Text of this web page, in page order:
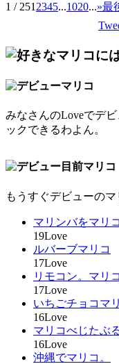
1 / 251 2345...1020...»最
みなさんのLoveでデ
ックできるわよん。
もうすぐデビューの
マリンバをマリコ
19Love
ルバーブマリコ
17Love
リモコン。マリ
17Love
いちごチョコマ
16Love
マリコべじたぶ
16Love
沖縄でマリコ。